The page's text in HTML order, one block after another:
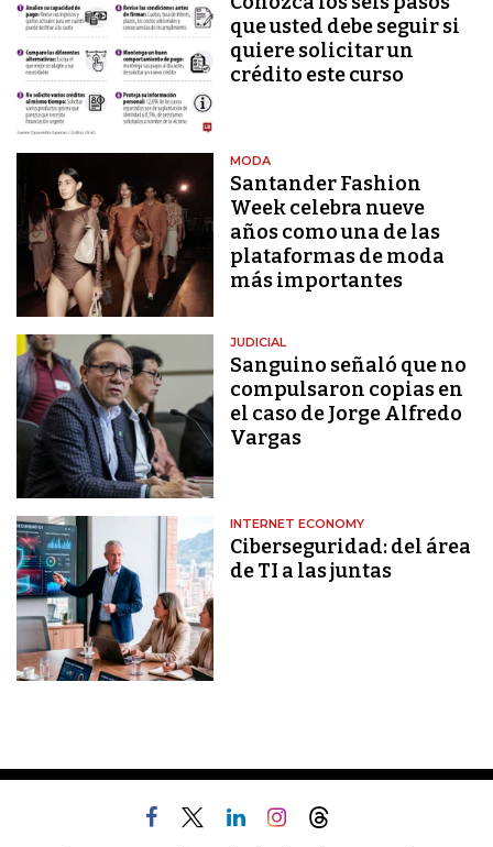
que usted debe seguir si
quiere solicitar un
crédito este curso
MODA
Santander Fashion
Week celebra nueve
años como una de las
plataformas de moda
más importantes
JUDICIAL
Sanguino señaló que no
compulsaron copias en
el caso de Jorge Alfredo
Vargas
INTERNET ECONOMY
Ciberseguridad: del área
de TI a las juntas